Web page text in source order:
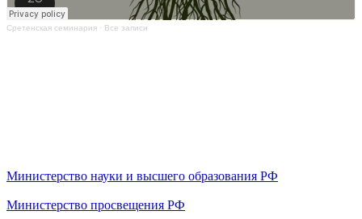
Сретенская семинария · Все записи
Министерство науки и высшего образования РФ
Министерство просвещения РФ